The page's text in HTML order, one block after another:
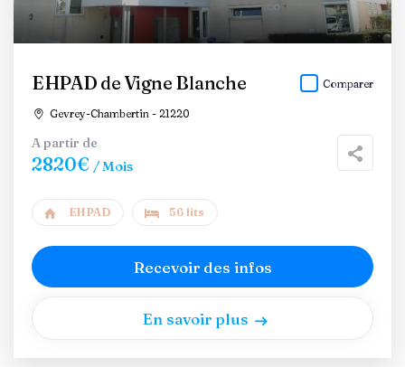
EHPAD de Vigne Blanche
Gevrey-Chambertin - 21220
Comparer
A partir de
2820€ / Mois
EHPAD 56 lits
Recevoir des infos
En savoir plus